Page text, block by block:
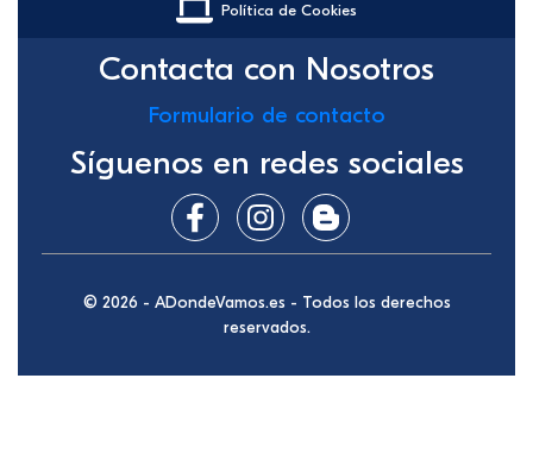
Política de Cookies
Contacta con Nosotros
Formulario de contacto
Síguenos en redes sociales
© 2026 - ADondeVamos.es - Todos los derechos
reservados.